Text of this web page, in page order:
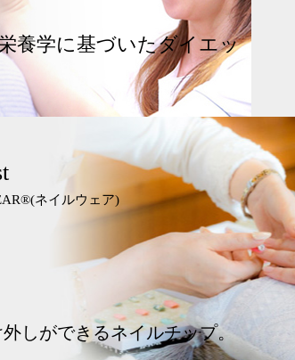
養学に基づいたダイエッ
ネイルウェア)
しができるネイルチップ。